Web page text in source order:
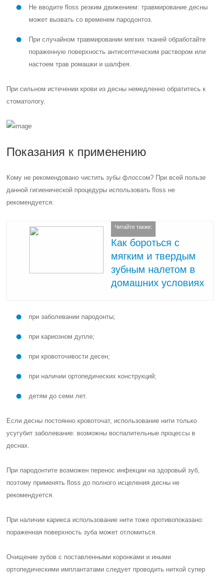
Не вводите floss резким движением: травмирование десны
может вызвать со временем пародонтоз.
При случайном травмировании мягких тканей обработайте
пораженную поверхность антисептическим раствором или
настоем трав ромашки и шалфея.
При сильном истечении крови из десны немедленно обратитесь к
стоматологу.
Показания к применению
Кому не рекомендовано чистить зубы флоссом? При всей пользе
данной гигиенической процедуры использовать floss не
рекомендуется:
Читайте также:
Как бороться с
мягким и твердым
зубным налетом в
домашних условиях
при заболевании пародонты;
при кариозном дупле;
при кровоточивости десен;
при наличии ортопедических конструкций;
детям до семи лет.
Если десны постоянно кровоточат, использование нити только
усугубит заболевание: возможны воспалительные процессы в
деснах.
При пародонтите возможен перенос инфекции на здоровый зуб,
поэтому применять floss до полного исцеления десны не
рекомендуется.
При наличии кариеса использование нити тоже противопоказано:
пораженная поверхность зуба может отломиться.
Очищение зубов с поставленными коронками и иными
ортопедическими имплантатами следует проводить ниткой супер